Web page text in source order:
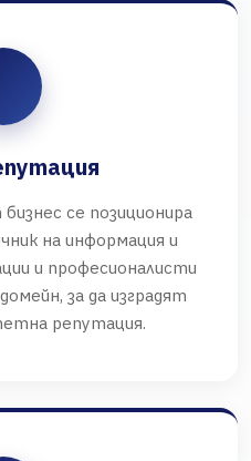
се позиционира
на информация и
и професионалисти
за да изградят
репутация.